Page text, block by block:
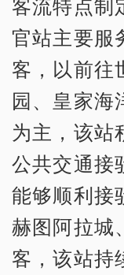
客流特点制
官站主要服
客，以前往
园、皇家海
为主，该站
公共交通接
能够顺利接
赫图阿拉城
客，该站持